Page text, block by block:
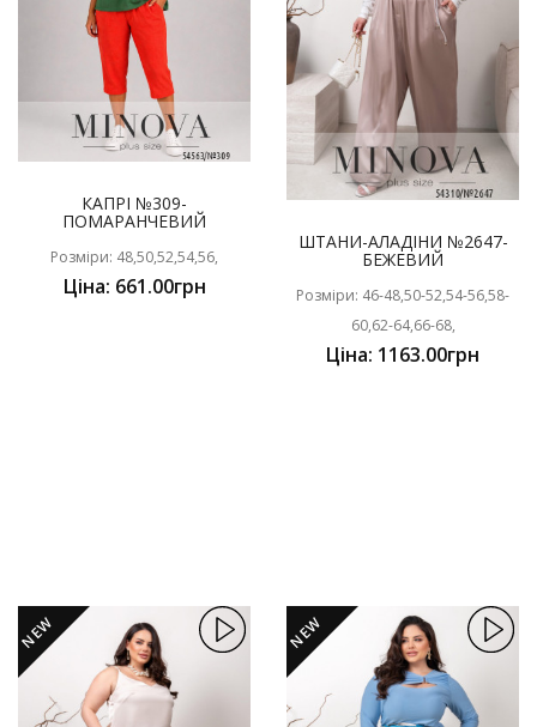
КАПРІ №309-
ПОМАРАНЧЕВИЙ
Розміри: 48,50,52,54,56,
Ціна: 661.00грн
ШТАНИ-АЛАДІНИ №2647-
БЕЖЕВИЙ
Розміри: 46-48,50-52,54-56,58-
60,62-64,66-68,
Ціна: 1163.00грн
NEW NEW